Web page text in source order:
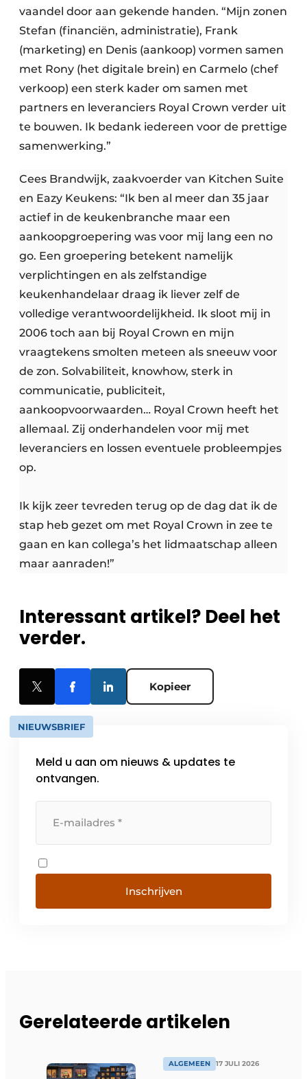
vaandel door aan gekende handen. “Mijn zonen
Stefan (financiën, administratie), Frank
(marketing) en Denis (aankoop) vormen samen
met Rony (het digitale brein) en Carmelo (chef
verkoop) een sterk kader om samen met
partners en leveranciers Royal Crown verder uit
te bouwen. Ik bedank iedereen voor de prettige
samenwerking.”
Cees Brandwijk, zaakvoerder van Kitchen Suite
en Eazy Keukens: “Ik ben al meer dan 35 jaar
actief in de keukenbranche maar een
aankoopgroepering was voor mij lang een no
go. Een groepering betekent namelijk
verplichtingen en als zelfstandige
keukenhandelaar draag ik liever zelf de
volledige verantwoordelijkheid. Ik sloot mij in
2006 toch aan bij Royal Crown en mijn
vraagtekens smolten meteen als sneeuw voor
de zon. Solvabiliteit, knowhow, sterk in
communicatie, publiciteit,
aankoopvoorwaarden… Royal Crown heeft het
allemaal. Zij onderhandelen voor mij met
leveranciers en lossen eventuele probleempjes
op.
Ik kijk zeer tevreden terug op de dag dat ik de
stap heb gezet om met Royal Crown in zee te
gaan en kan collega’s het lidmaatschap alleen
maar aanraden!”
Interessant artikel? Deel het
verder.
Kopieer
NIEUWSBRIEF
Meld u aan om nieuws & updates te
ontvangen.
Inschrijven
Gerelateerde artikelen
ALGEMEEN 17 JULI 2026